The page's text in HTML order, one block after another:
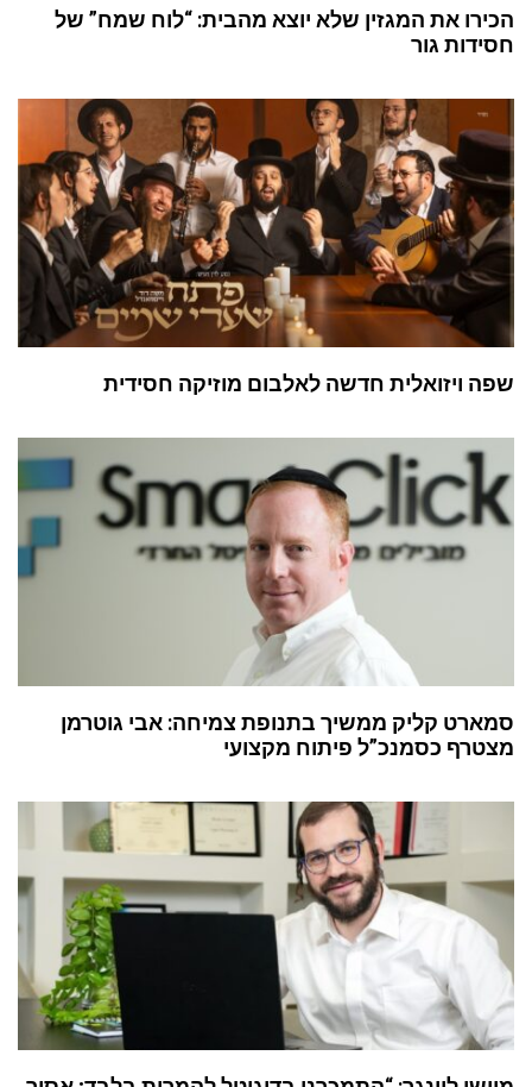
הכירו את המגזין שלא יוצא מהבית: “לוח שמח” של
חסידות גור
שפה ויזואלית חדשה לאלבום מוזיקה חסידית
סמארט קליק ממשיך בתנופת צמיחה: אבי גוטרמן
מצטרף כסמנכ”ל פיתוח מקצועי